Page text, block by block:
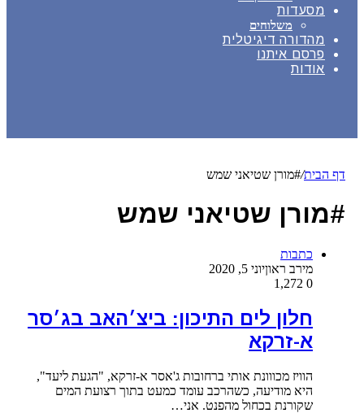
מסעדות
משלוחים
מהדורה דיגיטלית
פרסם איתנו
אודות
דף הבית/#מורן שטיאני שמש
#מורן שטיאני שמש
כתבות
מירב ראוןיוני 5, 2020
0
חלון לים התיכון: ביצ׳האב בג׳סר
א-זרקא
הוויז מכווונת אותי ברחובות ג'אסר א-זרקא, "הגעת ליעד",
היא מודיעה, כשהרכב עומד כמעט בתוך רצועת המים
שקורנת בכחול מהפנט. אני…